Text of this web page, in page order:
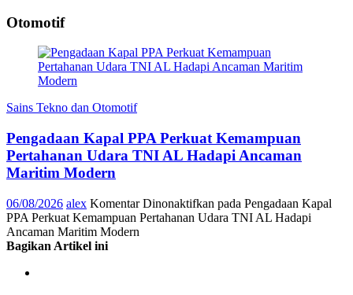
Otomotif
Sains Tekno dan Otomotif
Pengadaan Kapal PPA Perkuat Kemampuan
Pertahanan Udara TNI AL Hadapi Ancaman
Maritim Modern
06/08/2026 alex Komentar Dinonaktifkan pada Pengadaan Kapal
PPA Perkuat Kemampuan Pertahanan Udara TNI AL Hadapi
Ancaman Maritim Modern
Bagikan Artikel ini